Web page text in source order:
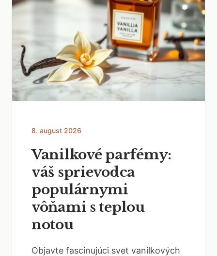
8. august 2026
Vanilkové parfémy:
váš sprievodca
populárnymi
vôňami s teplou
notou
Objavte fascinujúci svet vanilkových